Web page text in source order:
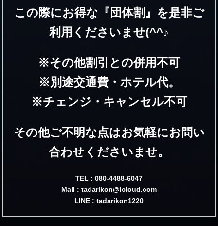
この際にお得な『団体割』を是非ご
利用くださいませ(^^♪
※その他割引との併用不可
※別途交通費・ホテル代。
※チェンジ・キャンセル不可
その他ご不明な点はお気軽にお問い
合わせくださいませ。
TEL : 080-4488-6047
Mail : tadarikon@icloud.com
LINE : tadarikon1220